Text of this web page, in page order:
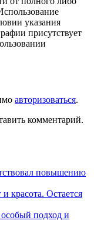
указания
присутствует
авторизоваться.
комментарий.
повышению
красота. Остается
подход и